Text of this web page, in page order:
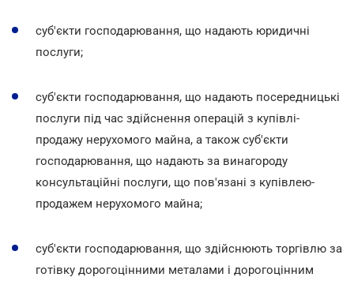
суб'єкти господарювання, що надають юридичні
послуги;
суб'єкти господарювання, що надають посередницькі
послуги під час здійснення операцій з купівлі-
продажу нерухомого майна, а також суб'єкти
господарювання, що надають за винагороду
консультаційні послуги, що пов'язані з купівлею-
продажем нерухомого майна;
суб'єкти господарювання, що здійснюють торгівлю за
готівку дорогоцінними металами і дорогоцінним